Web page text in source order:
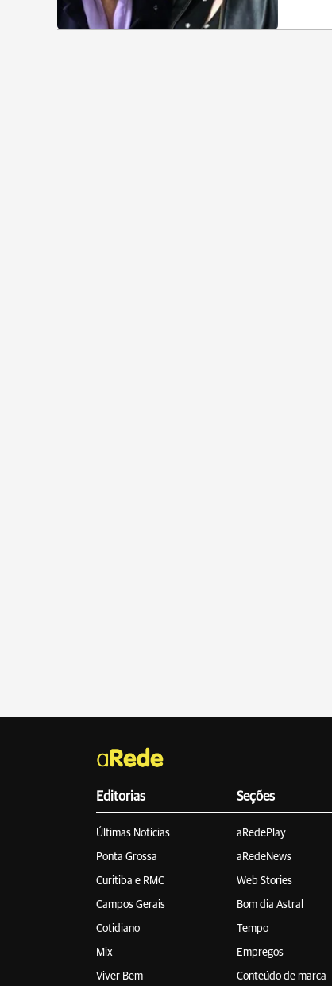
Editorias
Últimas Notícias
Ponta Grossa
Curitiba e RMC
Campos Gerais
Cotidiano
Mix
Viver Bem
Seções
aRedePlay
aRedeNews
Web Stories
Bom dia Astral
Tempo
Empregos
Conteúdo de marca